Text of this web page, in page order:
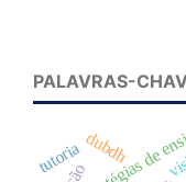
PALAVRAS-
estratégias de
dubdh
tutoria